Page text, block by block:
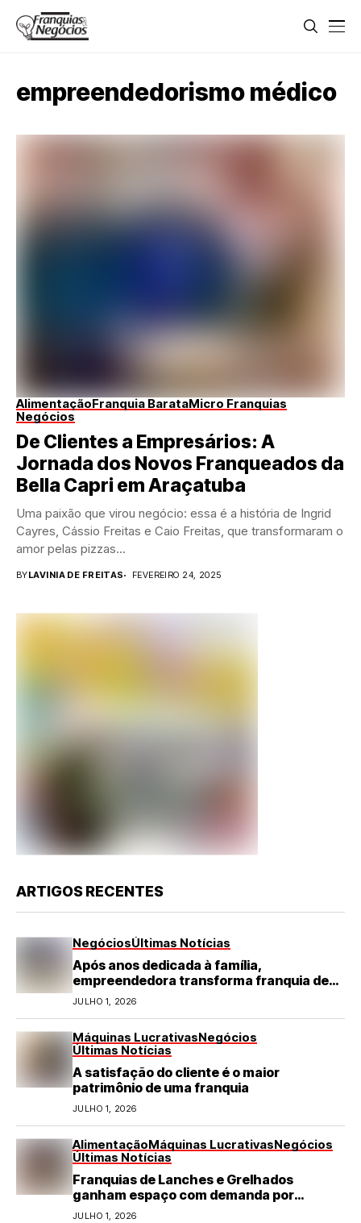
empreendedorismo médico
AlimentaçãoFranquia BarataMicro Franquias
Negócios
De Clientes a Empresários: A
Jornada dos Novos Franqueados da
Bella Capri em Araçatuba
Uma paixão que virou negócio: essa é a história de Ingrid
Cayres, Cássio Freitas e Caio Freitas, que transformaram o
amor pelas pizzas...
BYLAVINIA DE FREITAS FEVEREIRO 24, 2025
ARTIGOS RECENTES
NegóciosÚltimas Notícias
Após anos dedicada à família,
empreendedora transforma franquia de
turismo em negócio de destaque no RN
JULHO 1, 2026
Máquinas LucrativasNegócios
Últimas Notícias
A satisfação do cliente é o maior
patrimônio de uma franquia
JULHO 1, 2026
AlimentaçãoMáquinas LucrativasNegócios
Últimas Notícias
Franquias de Lanches e Grelhados
ganham espaço com demanda por
refeições rápidas e de qualidade
JULHO 1, 2026